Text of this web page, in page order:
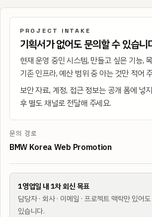
PROJECT INTAKE
기획서가 없어도 문의할 수 있습니
현재 운영 중인 시스템, 만들고 싶은 기능,
기존 인프라, 예산 범위 중 아는 것만 적어
보안 자료, 계정, 접근 정보는 공개 폼에 넣
후 별도 채널로 전달해 주세요.
문의 경로
BMW Korea Web Promotion
1영업일 내 1차 회신 목표
담당자 · 회사 · 이메일 · 프로젝트 맥락만 있어
있습니다.